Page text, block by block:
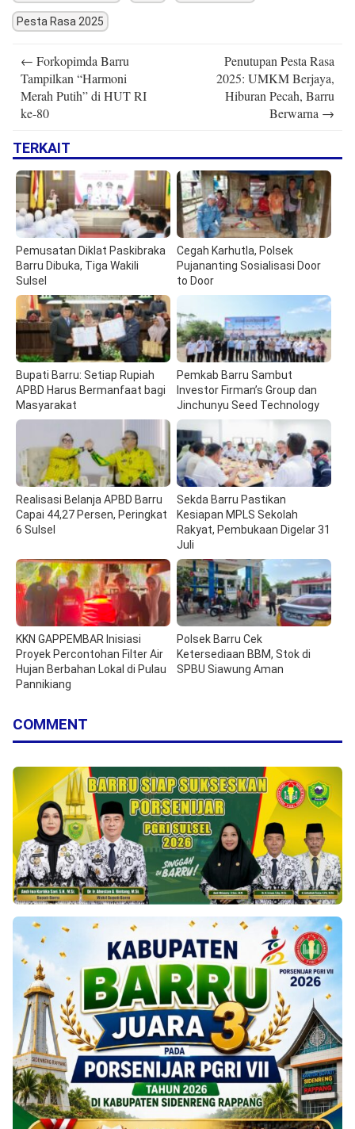
Pesta Rasa 2025
navigation
← Forkopimda Barru
Tampilkan “Harmoni
Merah Putih” di HUT RI
ke-80
Penutupan Pesta Rasa
2025: UMKM Berjaya,
Hiburan Pecah, Barru
Berwarna →
TERKAIT
Pemusatan Diklat Paskibraka
Barru Dibuka, Tiga Wakili
Sulsel
Cegah Karhutla, Polsek
Pujananting Sosialisasi Door
to Door
Bupati Barru: Setiap Rupiah
APBD Harus Bermanfaat bagi
Masyarakat
Pemkab Barru Sambut
Investor Firman’s Group dan
Jinchunyu Seed Technology
Realisasi Belanja APBD Barru
Capai 44,27 Persen, Peringkat
6 Sulsel
Sekda Barru Pastikan
Kesiapan MPLS Sekolah
Rakyat, Pembukaan Digelar 31
Juli
KKN GAPPEMBAR Inisiasi
Proyek Percontohan Filter Air
Hujan Berbahan Lokal di Pulau
Pannikiang
Polsek Barru Cek
Ketersediaan BBM, Stok di
SPBU Siawung Aman
COMMENT